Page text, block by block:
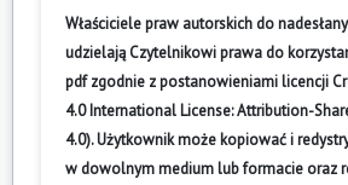
Właściciele praw autorskich do
udzielają Czytelnikowi prawa do
pdf zgodnie z postanowieniami licencji
4.0 International License: Attribution-
4.0). Użytkownik może kopiować i
w dowolnym medium lub formacie oraz